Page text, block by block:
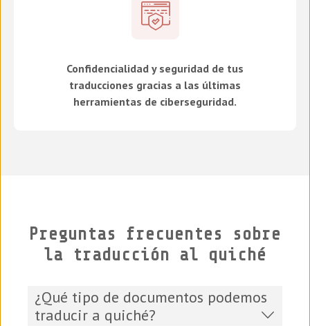
Confidencialidad y seguridad de tus
traducciones gracias a las últimas
herramientas de ciberseguridad.
Preguntas frecuentes sobre
la traducción al quiché
¿Qué tipo de documentos podemos
traducir a quiché?